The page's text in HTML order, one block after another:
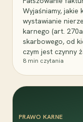
Wyjaśniamy,
wystawianie
karnego (art.
skarbowego, od
czym jest czynny
8 min czytania
PRAWO KARNE